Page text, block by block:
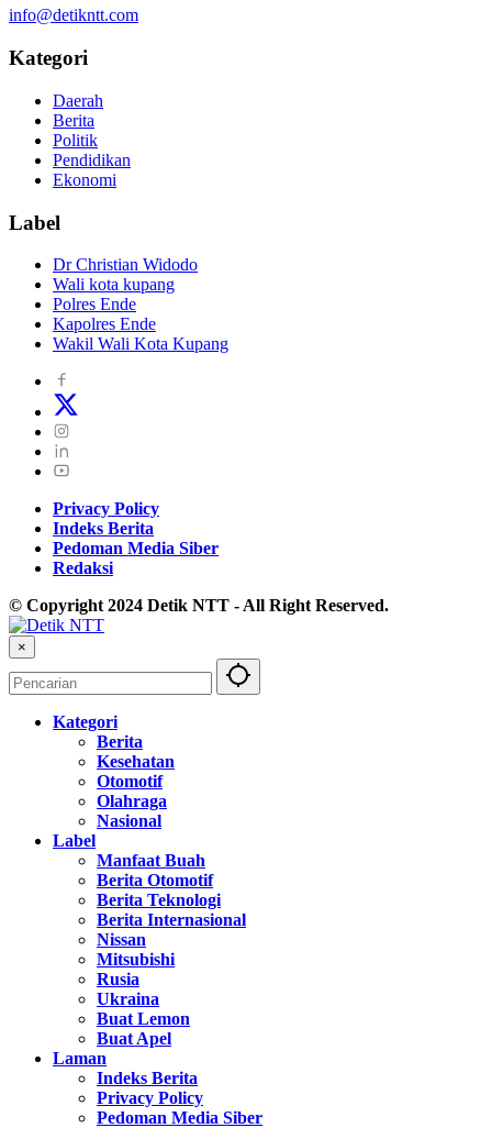
info@detikntt.com
Kategori
Daerah
Berita
Politik
Pendidikan
Ekonomi
Label
Dr Christian Widodo
Wali kota kupang
Polres Ende
Kapolres Ende
Wakil Wali Kota Kupang
Privacy Policy
Indeks Berita
Pedoman Media Siber
Redaksi
© Copyright 2024 Detik NTT - All Right Reserved.
×
Kategori
Berita
Kesehatan
Otomotif
Olahraga
Nasional
Label
Manfaat Buah
Berita Otomotif
Berita Teknologi
Berita Internasional
Nissan
Mitsubishi
Rusia
Ukraina
Buat Lemon
Buat Apel
Laman
Indeks Berita
Privacy Policy
Pedoman Media Siber